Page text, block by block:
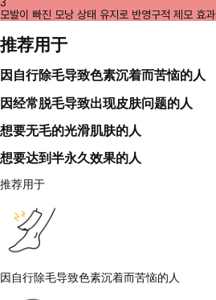
3
모발이 빠진 모낭 상태 유지로 반영구적 제모 효과
推荐用于
因自行除毛导致色素沉着而苦恼的人
因经常脱毛导致出现皮肤问题的人
想要无毛的光滑肌肤的人
想要达到半永久效果的人
推荐用于
因自行除毛导致色素沉着而苦恼的人